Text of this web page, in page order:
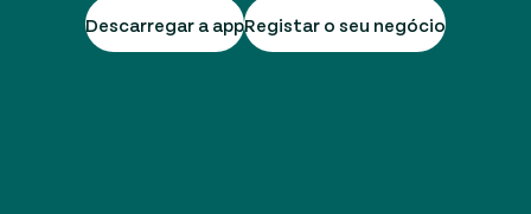
Descarregar a appRegistar o seu negócio